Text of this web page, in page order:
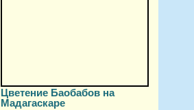
Цветение Баобабов на
Мадагаскаре